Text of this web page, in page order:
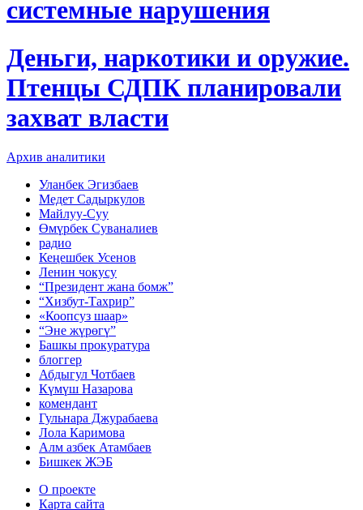
системные нарушения
Деньги, наркотики и оружие.
Птенцы СДПК планировали
захват власти
Архив аналитики
Уланбек Эгизбаев
Медет Садыркулов
Майлуу-Суу
Өмүрбек Суваналиев
радио
Кеңешбек Усенов
Ленин чокусу
“Президент жана бомж”
“Хизбут-Тахрир”
«Коопсуз шаар»
“Эне жүрөгү”
Башкы прокуратура
блоггер
Абдыгул Чотбаев
Күмүш Назарова
комендант
Гульнара Джурабаева
Лола Каримова
Алм азбек Атамбаев
Бишкек ЖЭБ
О проекте
Карта сайта